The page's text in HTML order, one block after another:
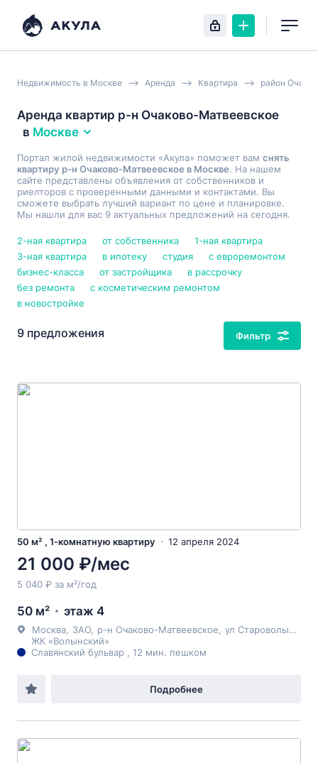
Недвижимость в Москве Аренда Квартира район
Аренда квартир р-н Очаково-Матвеевское
в Москве
Портал жилой недвижимости «Акула» поможет вам снять
квартиру р-н Очаково-Матвеевское в Москве. На нашем
сайте представлены объявления от собственников и
риелторов с проверенными данными и контактами. Вы
сможете выбрать лучший вариант по цене и планировке.
Мы нашли для вас 9 актуальных предложений на сегодня.
2-ная квартира от собственника
1-ная квартира
3-ная квартира
в ипотеку студия
с евроремонтом
бизнес-класса
от застройщика
в рассрочку
без ремонта
с косметическим ремонтом
в новостройке
9 предложения Фильтр
50 м² , 1-комнатную квартиру 12 апреля 2024
21 000 ₽/мес
5 040 ₽ за м²/год
50 м² этаж 4
Москва ЗАО р-н Очаково-Матвеевское ул Староволынская
ЖК «Волынский»
Славянский бульвар , 12 мин. пешком
Подробнее